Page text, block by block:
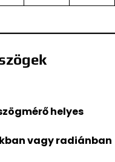
helyes
vagy radiánban